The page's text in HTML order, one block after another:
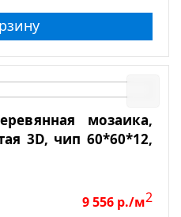
мозаика,
3D, чип 60*60*12,
9 556 р./м2